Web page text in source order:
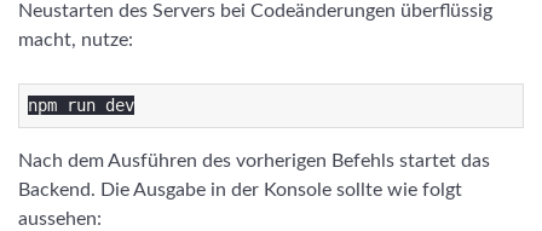
Neustarten des Servers bei Codeänderungen überflüssig
macht, nutze:
Nach dem Ausführen des vorherigen Befehls startet das
Backend. Die Ausgabe in der Konsole sollte wie folgt
aussehen: